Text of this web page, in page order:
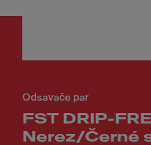
Odsavače par
FST DRIP-
Nerez/Černé